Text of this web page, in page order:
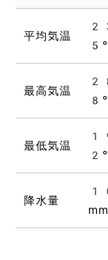
平均気温
最高気温
最低気温
降水量
mm